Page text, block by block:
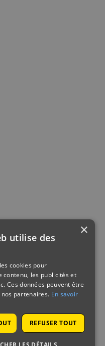
×
utilise des
cookies pour
contenu, les publicités et
Ces données peuvent être
partenaires. En savoir
REFUSER TOUT